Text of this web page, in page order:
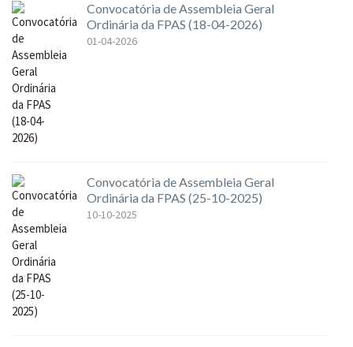
Convocatória de Assembleia Geral
Ordinária da FPAS (18-04-2026)
01-04-2026
Convocatória de Assembleia Geral
Ordinária da FPAS (25-10-2025)
10-10-2025